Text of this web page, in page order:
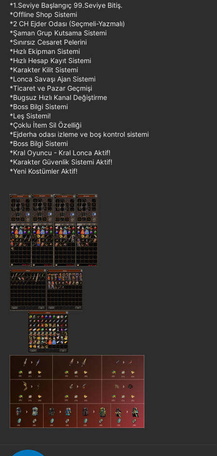
*1.Seviye Başlangıç 99.Seviye Bitiş.
*Offline Shop Sistemi
*2 CH Ejder Odası (Seçmeli-Yazmalı)
*Şaman Grup Kutsama Sistemi
*Sınırsız Cesaret Pelerini
*Hızlı Ekipman Sistemi
*Hızlı Hesap Kayıt Sistemi
*Karakter Kilit Sistemi
*Lonca Savaşı Ajan Sistemi
*Ticaret ve Pazar Geçmişi
*Bugsuz Hızlı Kanal Değiştirme
*Boss Bilgi Sistemi
*Leş Sistemi!
*Çoklu İtem Sil Özelliği
*Ejderha odası izleme ve boş kontrol sistemi
*Boss Bilgi Sistemi
*Kral Oyuncu - Kral Lonca Aktif!
*Karakter Güvenlik Sistemi Aktif!
*Yeni Kostümler Aktif!